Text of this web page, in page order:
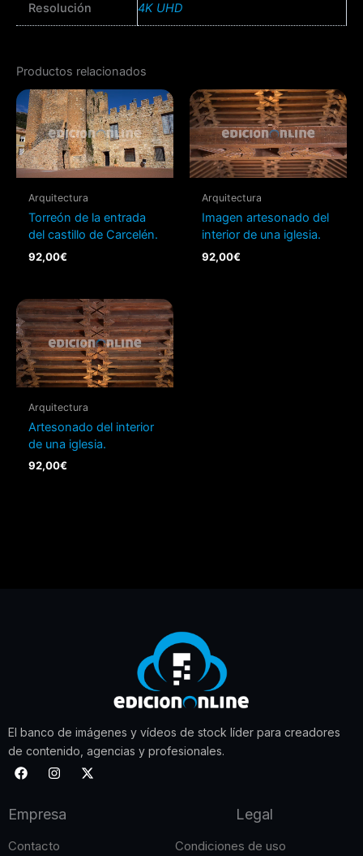
Resolución 4K UHD
Productos relacionados
Arquitectura
Torreón de la entrada
del castillo de Carcelén.
92,00€
Arquitectura
Imagen artesonado del
interior de una iglesia.
92,00€
Arquitectura
Artesonado del interior
de una iglesia.
92,00€
El banco de imágenes y vídeos de stock líder para creadores
de contenido, agencias y profesionales.
F
a
b
o
I
n
a
r
X
-
Empresa
Contacto
Legal
Condiciones de uso